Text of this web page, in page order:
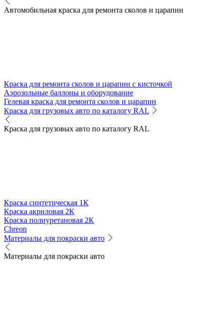
Автомобильная краска для ремонта сколов и царапин
Краска для ремонта сколов и царапин с кисточкой
Аэрозольные баллоны и оборудование
Гелевая краска для ремонта сколов и царапин
Краска для грузовых авто по каталогу RAL
Краска для грузовых авто по каталогу RAL
Краска синтетическая 1К
Краска акриловая 2К
Краска полиуретановая 2К
Chreon
Материалы для покраски авто
Материалы для покраски авто